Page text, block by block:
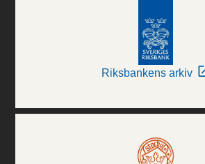
Riksbankens arkiv